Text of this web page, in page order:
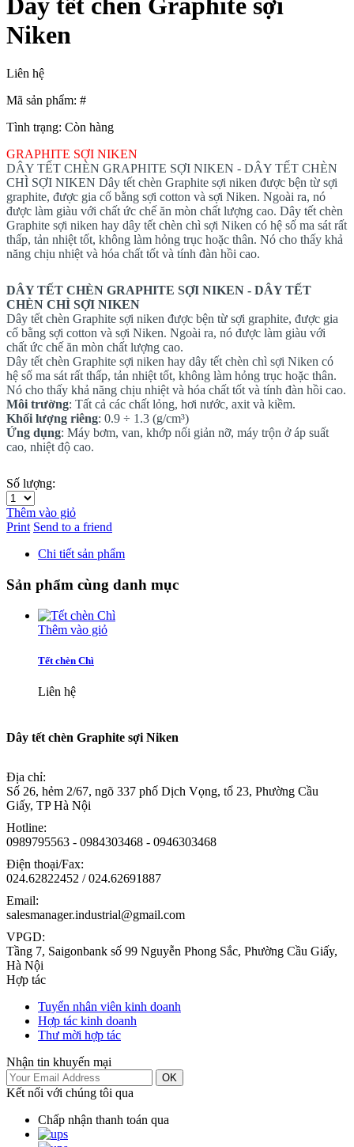
Niken
Liên hệ
Mã sản phẩm: #
Tình trạng: Còn hàng
GRAPHITE SỢI NIKEN
DÂY TẾT CHÈN GRAPHITE SỢI NIKEN - DÂY TẾT CHÈN
CHÌ SỢI NIKEN Dây tết chèn Graphite sợi niken được bện từ sợi
graphite, được gia cố bằng sợi cotton và sợi Niken. Ngoài ra, nó
được làm giàu với chất ức chế ăn mòn chất lượng cao. Dây tết chèn
Graphite sợi niken hay dây tết chèn chì sợi Niken có hệ số ma sát rất
thấp, tản nhiệt tốt, không làm hỏng trục hoặc thân. Nó cho thấy khả
năng chịu nhiệt và hóa chất tốt và tính đàn hồi cao.
DÂY TẾT CHÈN GRAPHITE SỢI NIKEN - DÂY TẾT
CHÈN CHÌ SỢI NIKEN
Dây tết chèn Graphite sợi niken được bện từ sợi graphite, được gia
cố bằng sợi cotton và sợi Niken. Ngoài ra, nó được làm giàu với
chất ức chế ăn mòn chất lượng cao.
Dây tết chèn Graphite sợi niken hay dây tết chèn chì sợi Niken có
hệ số ma sát rất thấp, tản nhiệt tốt, không làm hỏng trục hoặc thân.
Nó cho thấy khả năng chịu nhiệt và hóa chất tốt và tính đàn hồi cao.
Môi trường: Tất cả các chất lỏng, hơi nước, axit và kiềm.
Khối lượng riêng: 0.9 ÷ 1.3 (g/cm³)
Ứng dụng: Máy bơm, van, khớp nối giản nỡ, máy trộn ở áp suất
cao, nhiệt độ cao.
Số lượng:
Thêm vào giỏ
Print Send to a friend
Chi tiết sản phẩm
Sản phẩm cùng danh mục
Thêm vào giỏ
Tết chèn Chì
Liên hệ
Dây tết chèn Graphite sợi Niken
Địa chỉ:
Số 26, hẻm 2/67, ngõ 337 phố Dịch Vọng, tổ 23, Phường Cầu
Giấy, TP Hà Nội
Hotline:
0989795563 - 0984303468 - 0946303468
Điện thoại/Fax:
024.62822452 / 024.62691887
Email:
salesmanager.industrial@gmail.com
VPGD:
Tầng 7, Saigonbank số 99 Nguyễn Phong Sắc, Phường Cầu Giấy,
Hà Nội
Hợp tác
Tuyển nhân viên kinh doanh
Hợp tác kinh doanh
Thư mời hợp tác
Nhận tin khuyến mại
OK
Kết nối với chúng tôi qua
Chấp nhận thanh toán qua